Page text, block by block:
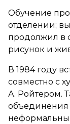
Обучение
отделении;
продолжил в
рисунок и
В 1984 году
совместно с
А. Ройтером.
объединения